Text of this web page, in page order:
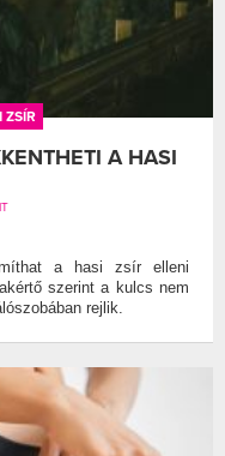
ZSÍR
A HASI
a hasi zsír elleni
szerint a kulcs nem
rejlik.